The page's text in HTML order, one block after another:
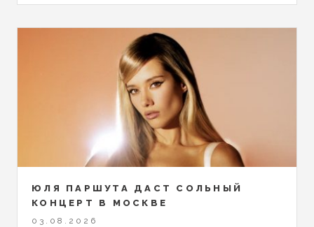
ЮЛЯ ПАРШУТА ДАСТ СОЛЬНЫЙ
КОНЦЕРТ В МОСКВЕ
03.08.2026